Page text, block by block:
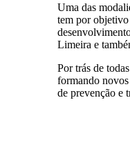
Uma das
tem por
Limeira e
Por trás de
formando
de prevenção e